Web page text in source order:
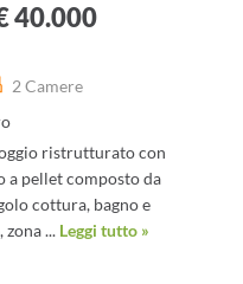
40.000
2 Camere
ristrutturato con
a pellet composto da
cottura, bagno e
... Leggi tutto »